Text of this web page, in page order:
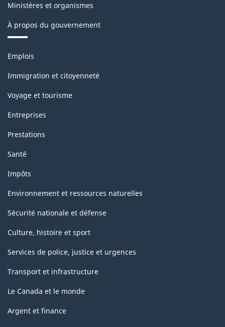
Ministères et organismes
À propos du gouvernement
Thèmes
sujets
Emplois
Immigration et citoyenneté
Voyage et tourisme
Entreprises
Prestations
Santé
Impôts
Environnement et ressources naturelles
Sécurité nationale et défense
Culture, histoire et sport
Services de police, justice et urgences
Transport et infrastructure
Le Canada et le monde
Argent et finance